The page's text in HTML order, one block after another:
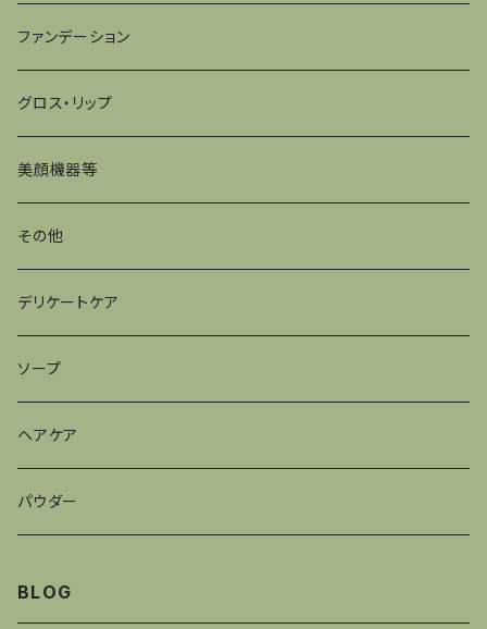
ファンデーション
グロス・リップ
美顔機器等
その他
デリケートケア
ソープ
ヘアケア
パウダー
BLOG